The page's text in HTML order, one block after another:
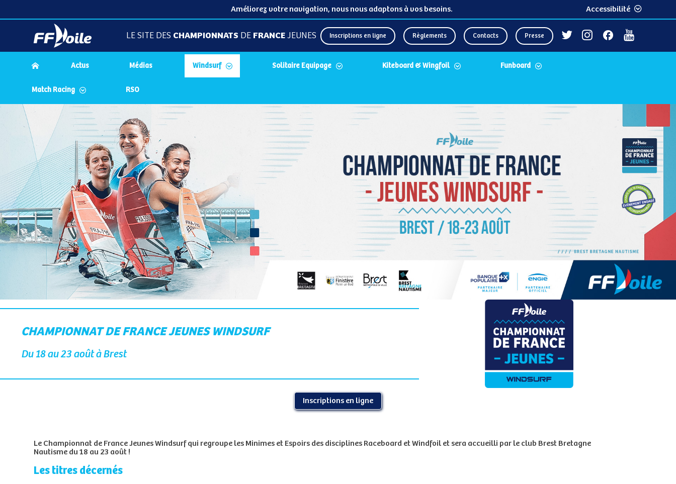
Améliorez votre navigation, nous nous adaptons à vos besoins. Accessibilité
LE SITE DES CHAMPIONNATS DE FRANCEJEUNES Inscriptions en ligne Règlements Contacts Presse
Actus Médias Windsurf Solitaire Equipage Kiteboard & Wingfoil Funboard
Match Racing RSO
CHAMPIONNAT DE FRANCE JEUNES WINDSURF
Du 18 au 23 août à Brest
Inscriptions en ligne
Le Championnat de France Jeunes Windsurf qui regroupe les Minimes et Espoirs des disciplines Raceboard et Windfoil et sera accueilli par le club Brest Bretagne
Nautisme du 18 au 23 août !
Les titres décernés